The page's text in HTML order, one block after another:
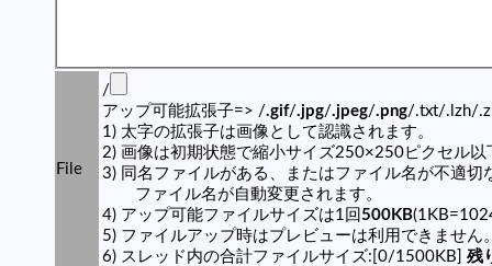
File
/
アップ可能拡張子=> /.gif/.jpg/.jpeg/.png/.txt/.lzh/
1) 太字の拡張子は画像として認識されます。
2) 画像は初期状態で縮小サイズ250×250ピクセル以
3) 同名ファイルがある、またはファイル名が不適切
ファイル名が自動変更されます。
4) アップ可能ファイルサイズは1回 500KB
5) ファイルアップ時はプレビューは利用できません
6) スレッド内の合計ファイルサイズ:[0/1500KB] 残